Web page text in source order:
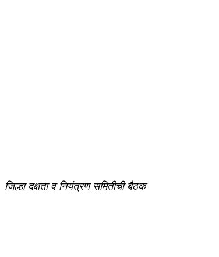
जिल्हा दक्षता व नियंत्रण समितीची बैठक